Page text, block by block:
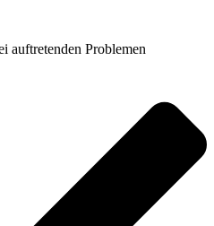
auftretenden Problemen